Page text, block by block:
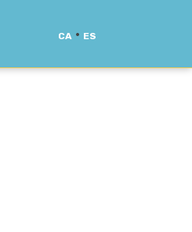
CA · ES